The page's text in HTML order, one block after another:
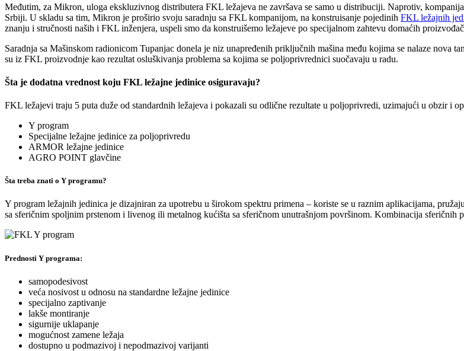
Međutim, za Mikron, uloga ekskluzivnog distributera FKL ležajeva ne završava se samo u distribuciji. Naprotiv,
Srbiji. U skladu sa tim, Mikron je proširio svoju saradnju sa FKL kompanijom, na konstruisanje pojedinih FKL ležajnih
znanju i stručnosti naših i FKL inženjera, uspeli smo da konstruišemo ležajeve po specijalnom zahtevu domaćih
Saradnja sa Mašinskom radionicom Tupanjac donela je niz unapređenih priključnih mašina među kojima se nalaze
su iz FKL proizvodnje kao rezultat osluškivanja problema sa kojima se poljoprivrednici suočavaju u radu.
Šta je dodatna vrednost koju FKL ležajne jedinice osiguravaju?
FKL ležajevi traju 5 puta duže od standardnih ležajeva i pokazali su odlične rezultate u poljoprivredi, uzimajući u obzir i
Y program
Specijalne ležajne jedinice za poljoprivredu
ARMOR ležajne jedinice
AGRO POINT glavčine
Šta treba znati o Y programu?
Y program ležajnih jedinica je dizajniran za upotrebu u širokom spektru primena – koriste se u raznim aplikacijama,
sa sferičnim spoljnim prstenom i livenog ili metalnog kućišta sa sferičnom unutrašnjom površinom. Kombinacija sferičnih
Prednosti Y programa:
samopodesivost
veća nosivost u odnosu na standardne ležajne jedinice
specijalno zaptivanje
lakše montiranje
sigurnije uklapanje
mogućnost zamene ležaja
dostupno u podmazivoj i nepodmazivoj varijanti